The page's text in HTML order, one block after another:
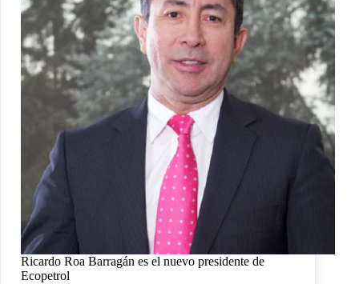
Ricardo Roa Barragán es el nuevo presidente de
Ecopetrol